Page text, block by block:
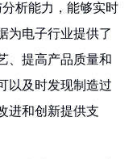
析能力，能够实时
为电子行业提供了
、提高产品质量和
以及时发现制造过
进和创新提供支